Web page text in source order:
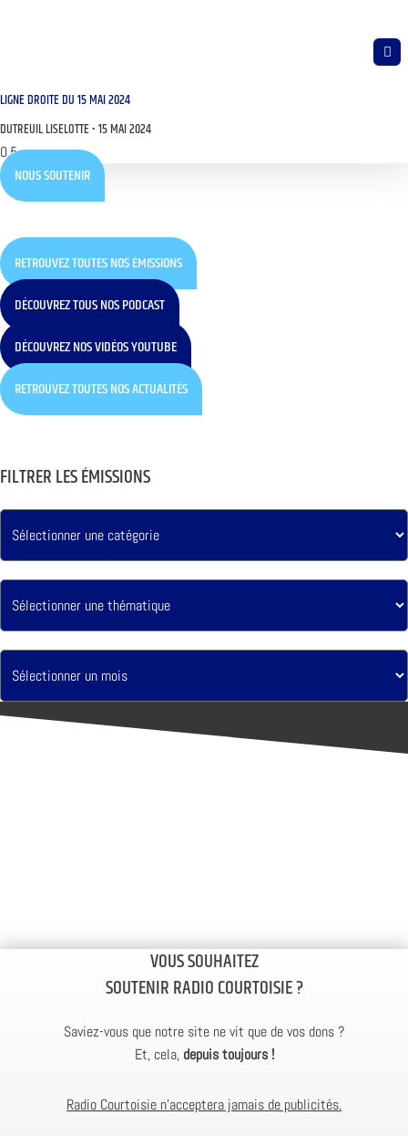
LIGNE DROITE DU 15 MAI 2024
DUTREUIL LISELOTTE 15 MAI 2024
NOUS SOUTENIR
RETROUVEZ TOUTES NOS ÉMISSIONS
DÉCOUVREZ TOUS NOS PODCAST
DÉCOUVREZ NOS VIDÉOS YOUTUBE
RETROUVEZ TOUTES NOS ACTUALITÉS
FILTRER LES ÉMISSIONS
VOUS SOUHAITEZ
SOUTENIR RADIO COURTOISIE ?
Saviez-vous que notre site ne vit que de vos dons ?
Et, cela, depuis toujours !
Radio Courtoisie n’acceptera jamais de publicités.